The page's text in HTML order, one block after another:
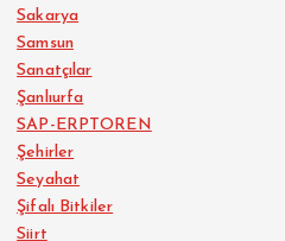
Sakarya
Samsun
Sanatçılar
Şanlıurfa
SAP-ERPTOREN
Şehirler
Seyahat
Şifalı Bitkiler
Siirt